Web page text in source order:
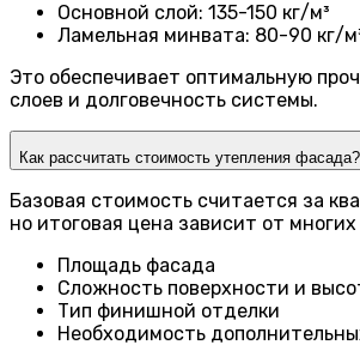
Основной слой: 135-150 кг/м³
Ламельная минвата: 80-90 кг/
Это обеспечивает оптимальную
слоев и долговечность системы.
Как рассчитать стоимость утепления фасада?
Базовая стоимость считается за
но итоговая цена зависит от
Площадь фасада
Сложность поверхности и
Тип финишной отделки
Необходимость